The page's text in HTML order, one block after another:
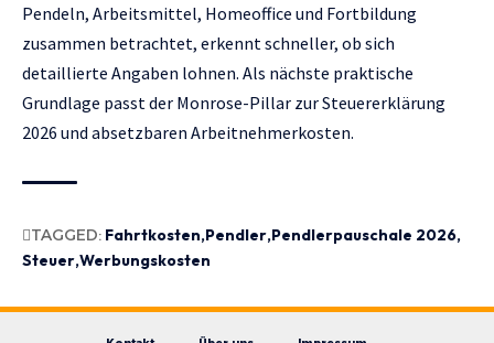
Pendeln, Arbeitsmittel, Homeoffice und Fortbildung
zusammen betrachtet, erkennt schneller, ob sich
detaillierte Angaben lohnen. Als nächste praktische
Grundlage passt der Monrose-Pillar zurSteuererklärung
2026 und absetzbaren Arbeitnehmerkosten.
TAGGED: Fahrtkosten Pendler Pendlerpauschale 2026
Steuer Werbungskosten